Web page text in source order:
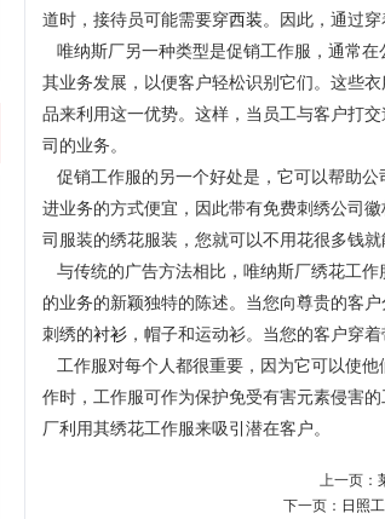
道时，接待员可能需要穿西装。因此，通过
唯纳斯厂另一种类型是促销工作服，通常
其业务发展，以便客户轻松识别它们。这些
品来利用这一优势。这样，当员工与客户打
司的业务。
促销工作服的另一个好处是，它可以帮助
进业务的方式便宜，因此带有免费刺绣公司徽
司服装的绣花服装，您就可以不用花很多钱就
与传统的广告方法相比，唯纳斯厂绣花工
的业务的新颖独特的陈述。当您向尊贵的客
刺绣的衬衫 ，帽子和运动衫。当您的客户穿
工作服对每个人都很重要，因为它可以使
作时，工作服可作为保护免受有害元素侵害
厂利用其绣花工作服来吸引潜在客户。
上一页：
下一页： 日照